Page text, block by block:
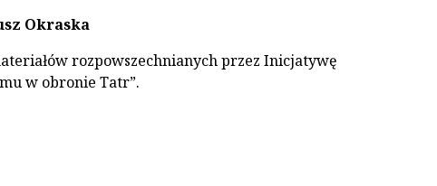
Okraska
rozpowszechnianych przez Inicjatywę
w obronie Tatr”.